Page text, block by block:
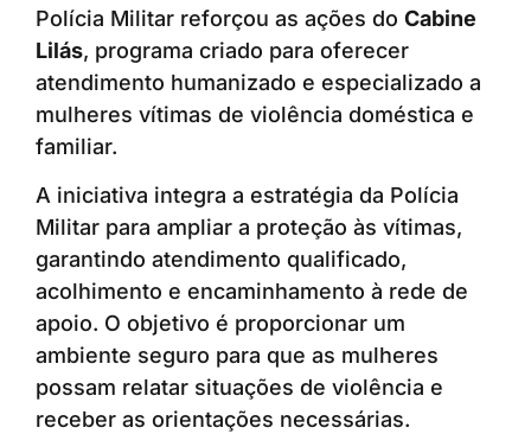
Polícia Militar reforçou as ações do Cabine
Lilás, programa criado para oferecer
atendimento humanizado e especializado a
mulheres vítimas de violência doméstica e
familiar.
A iniciativa integra a estratégia da Polícia
Militar para ampliar a proteção às vítimas,
garantindo atendimento qualificado,
acolhimento e encaminhamento à rede de
apoio. O objetivo é proporcionar um
ambiente seguro para que as mulheres
possam relatar situações de violência e
receber as orientações necessárias.